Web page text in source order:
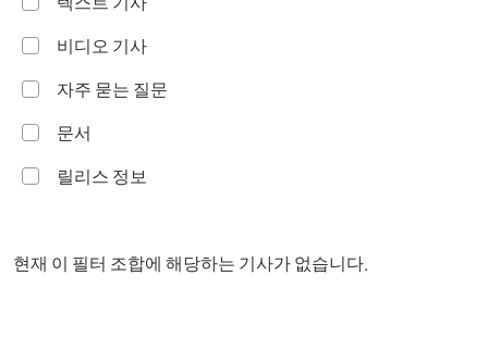
비디오 기사
자주 묻는 질문
문서
릴리스 정보
현재 이 필터 조합에 해당하는 기사가 없습니다.